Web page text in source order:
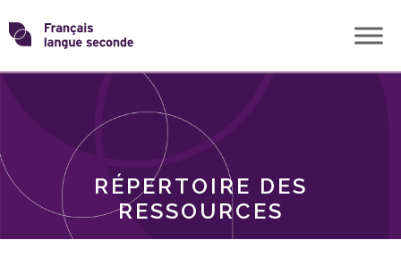
Skip
toTransformons
langue
RÉPERTOIRE DES
RESSOURCES
THÈMES